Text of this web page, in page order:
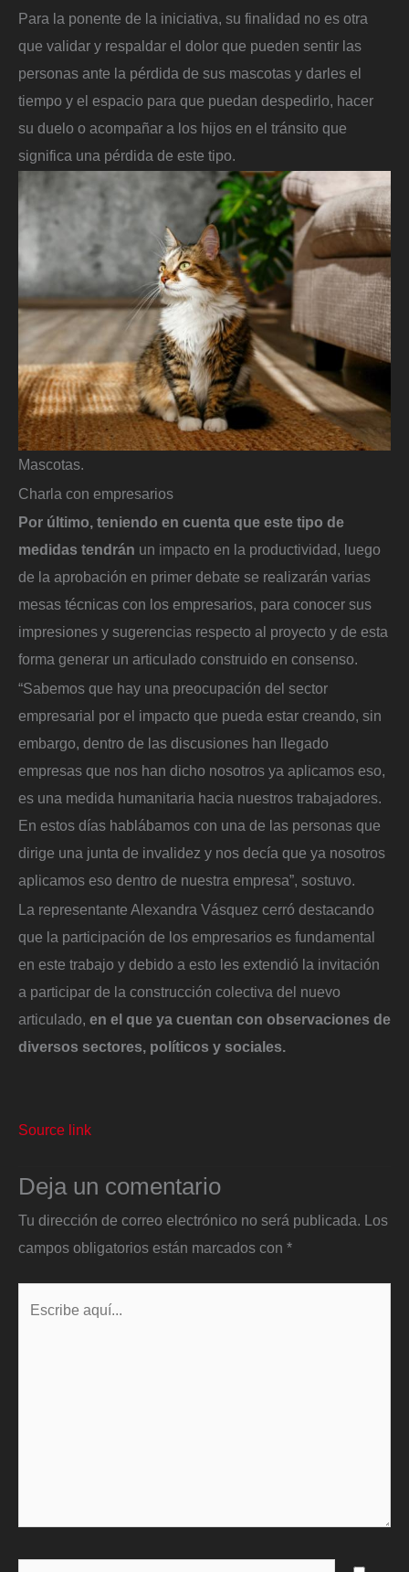
Para la ponente de la iniciativa, su finalidad no es otra
que validar y respaldar el dolor que pueden sentir las
personas ante la pérdida de sus mascotas y darles el
tiempo y el espacio para que puedan despedirlo, hacer
su duelo o acompañar a los hijos en el tránsito que
significa una pérdida de este tipo.
Mascotas.
Charla con empresarios
Por último, teniendo en cuenta que este tipo de
medidas tendrán un impacto en la productividad, luego
de la aprobación en primer debate se realizarán varias
mesas técnicas con los empresarios, para conocer sus
impresiones y sugerencias respecto al proyecto y de esta
forma generar un articulado construido en consenso.
“Sabemos que hay una preocupación del sector
empresarial por el impacto que pueda estar creando, sin
embargo, dentro de las discusiones han llegado
empresas que nos han dicho nosotros ya aplicamos eso,
es una medida humanitaria hacia nuestros trabajadores.
En estos días hablábamos con una de las personas que
dirige una junta de invalidez y nos decía que ya nosotros
aplicamos eso dentro de nuestra empresa”, sostuvo.
La representante Alexandra Vásquez cerró destacando
que la participación de los empresarios es fundamental
en este trabajo y debido a esto les extendió la invitación
a participar de la construcción colectiva del nuevo
articulado, en el que ya cuentan con observaciones de
diversos sectores, políticos y sociales.
Source link
Deja un comentario
Tu dirección de correo electrónico no será publicada. Los
campos obligatorios están marcados con *